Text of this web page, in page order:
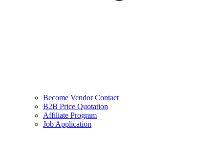
Become Vendor Contact
B2B Price Quotation
Affiliate Program
Job Application